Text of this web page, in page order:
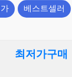
베스트셀러
최저가구매